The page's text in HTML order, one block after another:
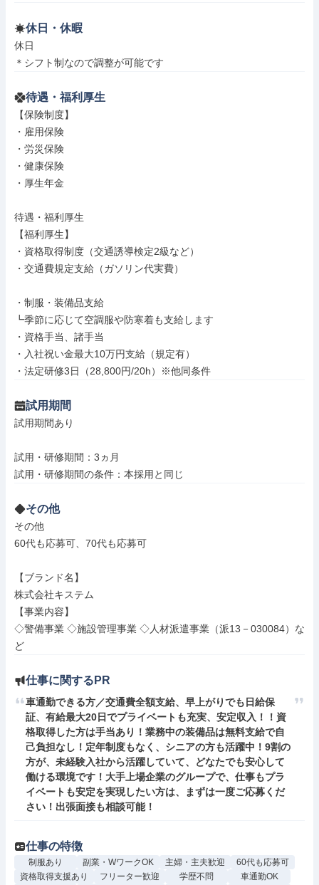
休日・休暇
休日
＊シフト制なので調整が可能です
待遇・福利厚生
【保険制度】
・雇用保険
・労災保険
・健康保険
・厚生年金
待遇・福利厚生
【福利厚生】
・資格取得制度（交通誘導検定2級など）
・交通費規定支給（ガソリン代実費）
・制服・装備品支給
┗季節に応じて空調服や防寒着も支給します
・資格手当、諸手当
・入社祝い金最大10万円支給（規定有）
・法定研修3日（28,800円/20h）※他同条件
試用期間
試用期間あり
試用・研修期間：3ヵ月
その他
その他
60代も応募可、70代も応募可
【ブランド名】
株式会社キステム
【事業内容】
◇警備事業 ◇施設管理事業 ◇人材派遣事業（派13－030084）な
ど
仕事に関するPR
車通勤できる方／交通費全額支給、早上がりでも日給保
証、有給最大20日でプライベートも充実、安定収入！！資
格取得した方は手当あり！業務中の装備品は無料支給で自
己負担なし！定年制度もなく、シニアの方も活躍中！9割の
方が、未経験入社から活躍していて、どなたでも安心して
働ける環境です！大手上場企業のグループで、仕事もプラ
イベートも安定を実現したい方は、まずは一度ご応募くだ
さい！出張面接も相談可能！
仕事の特徴
制服あり 副業・WワークOK 主婦・主夫歓迎
60代も応募可
資格取得支援あり
フリーター歓迎 学歴不問 車通勤OK